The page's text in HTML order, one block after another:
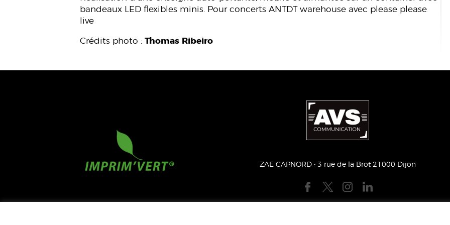
bandeaux LED flexibles minis. Pour concerts ANTDT warehouse avec please please
live
Crédits photo : Thomas Ribeiro
ZAE CAPNORD • 3 rue de la Brot 21000 Dijon